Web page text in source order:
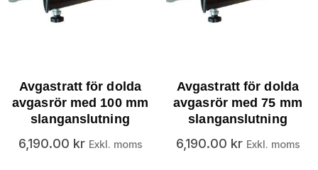
Avgastratt för dolda
avgasrör med 100 mm
slanganslutning
6,190.00 kr Exkl. moms
Avgastratt för dolda
avgasrör med 75 mm
slanganslutning
6,190.00 kr Exkl. moms